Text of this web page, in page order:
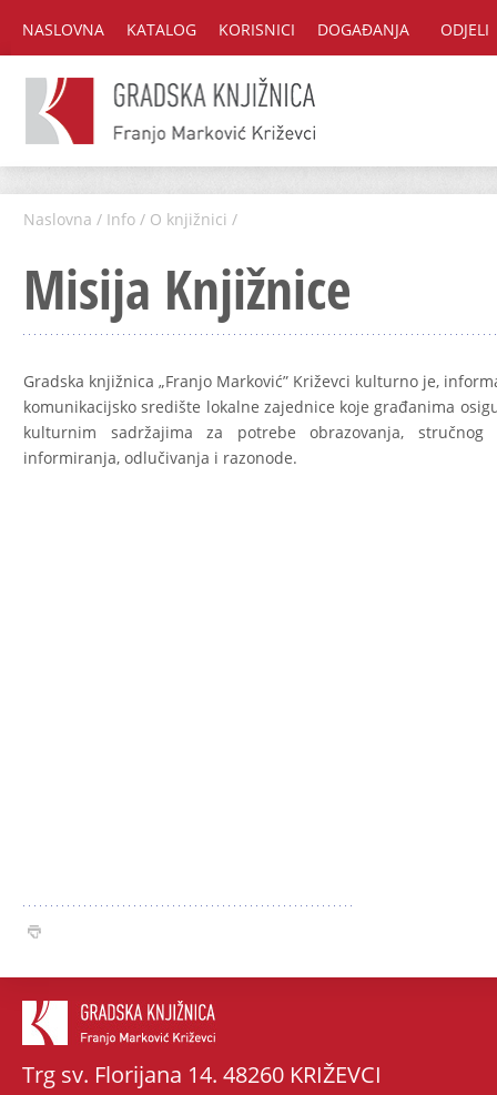
NASLOVNA KATALOG KORISNICI DOGAĐANJA ODJELI
Naslovna / Info / O knjižnici /
Misija Knjižnice
Gradska knjižnica „Franjo Marković” Križevci kulturno je,
komunikacijsko središte lokalne zajednice koje građanima
kulturnim sadržajima za potrebe obrazovanja,
informiranja, odlučivanja i razonode.
Trg sv. Florijana 14. 48260 KRIŽEVCI